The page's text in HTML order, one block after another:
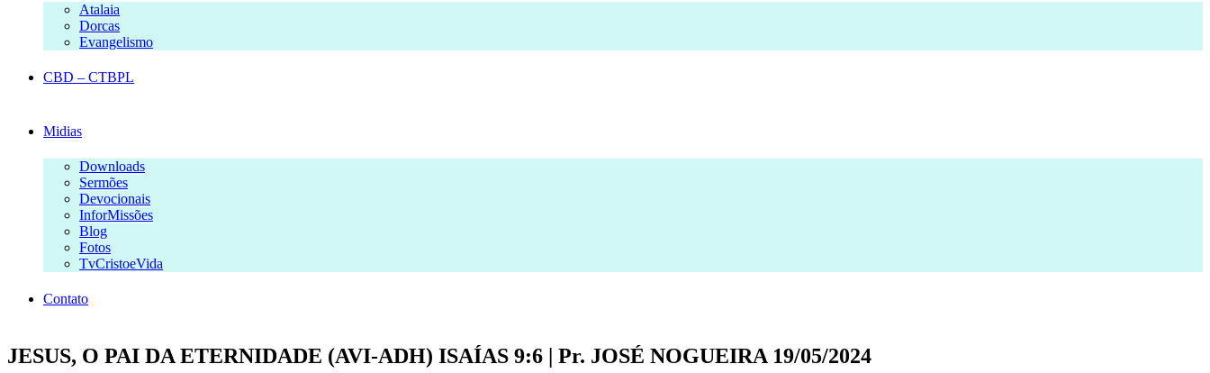
Atalaia
Dorcas
Evangelismo
CBD – CTBPL
Midias
Downloads
Sermões
Devocionais
InforMissões
Blog
Fotos
TvCristoeVida
Contato
JESUS, O PAI DA ETERNIDADE (AVI-ADH) ISAÍAS 9:6 | Pr. JOSÉ NOGUEIRA 19/05/2024